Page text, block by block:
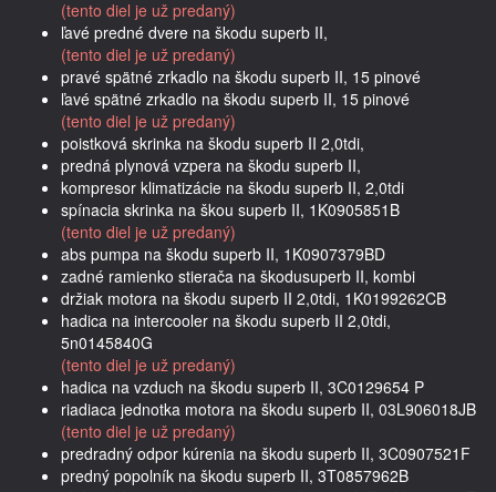
(tento diel je už predaný)
ľavé predné dvere na škodu superb II,
(tento diel je už predaný)
pravé spätné zrkadlo na škodu superb II, 15 pinové
ľavé spätné zrkadlo na škodu superb II, 15 pinové
(tento diel je už predaný)
poistková skrinka na škodu superb II 2,0tdi,
predná plynová vzpera na škodu superb II,
kompresor klimatizácie na škodu superb II, 2,0tdi
spínacia skrinka na škou superb II, 1K0905851B
(tento diel je už predaný)
abs pumpa na škodu superb II, 1K0907379BD
zadné ramienko stierača na škodusuperb II, kombi
držiak motora na škodu superb II 2,0tdi, 1K0199262CB
hadica na intercooler na škodu superb II 2,0tdi,
5n0145840G
(tento diel je už predaný)
hadica na vzduch na škodu superb II, 3C0129654 P
riadiaca jednotka motora na škodu superb II, 03L906018JB
(tento diel je už predaný)
predradný odpor kúrenia na škodu superb II, 3C0907521F
predný popolník na škodu superb II, 3T0857962B